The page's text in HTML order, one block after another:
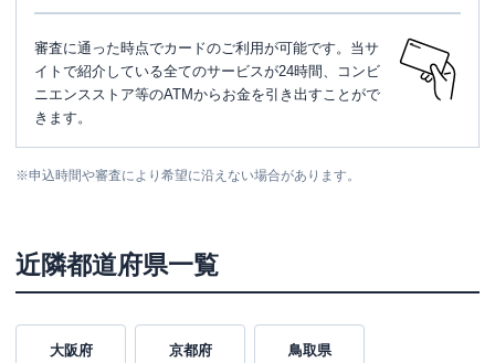
審査に通った時点でカードのご利用が可能です。当サ
イトで紹介している全てのサービスが24時間、コンビ
ニエンスストア等のATMからお金を引き出すことがで
きます。
※申込時間や審査により希望に沿えない場合があります。
近隣都道府県一覧
大阪府 京都府 鳥取県